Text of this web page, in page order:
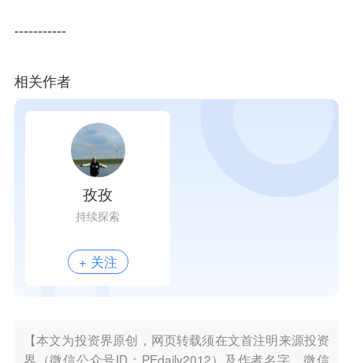
-----------
相关作者
孜孜
持续探索
+ 关注
【本文为投资界原创，网页转载须在文首注明来源投资
界（微信公众号ID：PEdaily2012）及作者名字。微信